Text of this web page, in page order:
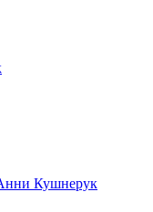
Кушнерук